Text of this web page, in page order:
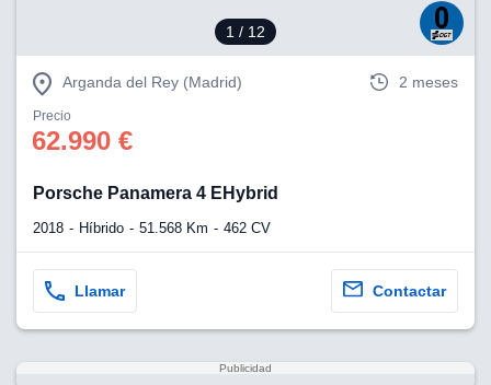
1 / 12
Arganda del Rey (Madrid) 2 meses
Precio
62.990 €
Porsche Panamera 4 EHybrid
2018 Híbrido 51.568 Km 462 CV
Llamar Contactar